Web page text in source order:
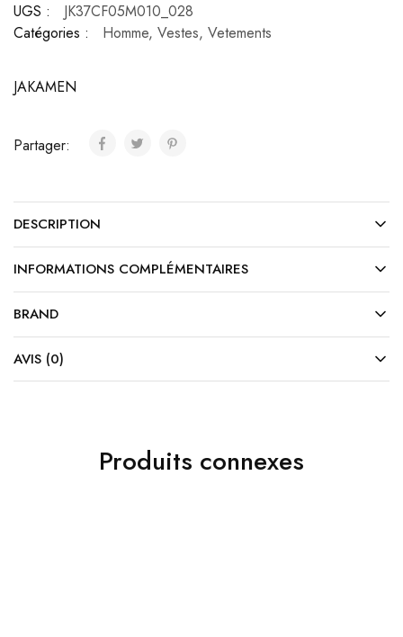
UGS :
JK37CF05M010_028
Catégories :
Homme, Vestes, Vetements
JAKAMEN
Partager:
DESCRIPTION
INFORMATIONS COMPLÉMENTAIRES
BRAND
AVIS (0)
Produits connexes